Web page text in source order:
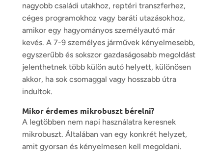
nagyobb családi utakhoz, reptéri transzferhez,
céges programokhoz vagy baráti utazásokhoz,
amikor egy hagyományos személyautó már
kevés. A 7-9 személyes járművek kényelmesebb,
egyszerűbb és sokszor gazdaságosabb megoldást
jelenthetnek több külön autó helyett, különösen
akkor, ha sok csomaggal vagy hosszabb útra
indultok.
Mikor érdemes mikrobuszt bérelni?
A legtöbben nem napi használatra keresnek
mikrobuszt. Általában van egy konkrét helyzet,
amit gyorsan és kényelmesen kell megoldani.